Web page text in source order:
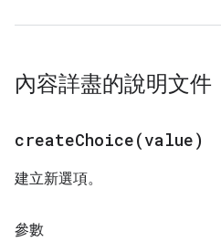
內容詳盡的說明文件
createChoice(value)
建立新選項。
參數